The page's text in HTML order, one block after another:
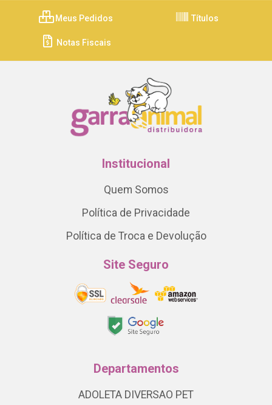
Meus Pedidos Títulos
Notas Fiscais
Institucional
Quem Somos
Política de Privacidade
Política de Troca e Devolução
Site Seguro
Departamentos
ADOLETA DIVERSAO PET